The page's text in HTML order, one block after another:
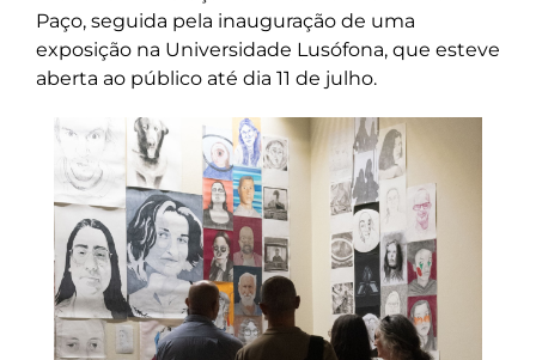
Paço, seguida pela inauguração de uma
exposição na Universidade Lusófona, que esteve
aberta ao público até dia 11 de julho.